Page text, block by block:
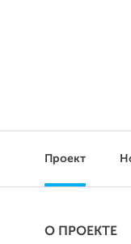
Проект
О ПРОЕКТЕ